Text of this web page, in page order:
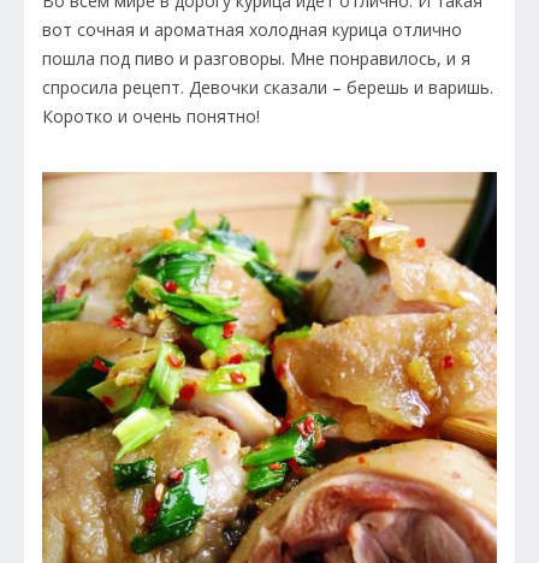
вот сочная и ароматная холодная курица отлично
пошла под пиво и разговоры. Мне понравилось, и я
спросила рецепт. Девочки сказали – берешь и варишь.
Коротко и очень понятно!